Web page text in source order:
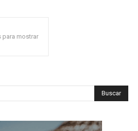
para mostrar
Buscar